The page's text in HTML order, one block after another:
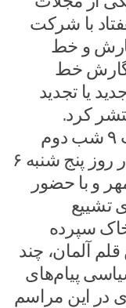
با شرکت
و خط
خط
یا تجدید
کرد.
سرانجام احمد شاملو در ساعت ۹ شب دوم
مرداد ۱۳۷۹ درگذشت. پیکر او در روز پنج شنبه ۶
و با حضور
تشییع
سپرده
آلمان، چند
پیام‌های
در این مراسم